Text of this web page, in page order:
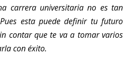
carrera universitaria no es tan
esta puede definir tu futuro
contar que te va a tomar varios
con éxito.